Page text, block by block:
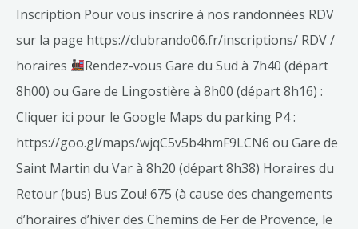
Inscription Pour vous inscrire à nos randonnées RDV
sur la page https://clubrando06.fr/inscriptions/ RDV /
horaires
Rendez-vous Gare du Sud à 7h40 (départ
8h00) ou Gare de Lingostière à 8h00 (départ 8h16) :
Cliquer ici pour le Google Maps du parking P4 :
https://goo.gl/maps/wjqC5v5b4hmF9LCN6 ou Gare de
Saint Martin du Var à 8h20 (départ 8h38) Horaires du
Retour (bus) Bus Zou! 675 (à cause des changements
d’horaires d’hiver des Chemins de Fer de Provence, le